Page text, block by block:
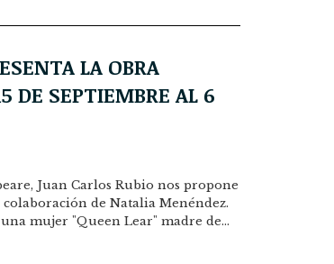
LA OBRA
DE SEPTIEMBRE AL 6
Juan Carlos Rubio nos propone
de Natalia Menéndez.
mujer "Queen Lear" madre de…